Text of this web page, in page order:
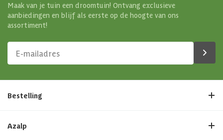
Maak van je tuin een droomtuin! Ontvang exclusieve
aanbiedingen en blijf als eerste op de hoogte van ons
assortiment!
Bestelling
Azalp